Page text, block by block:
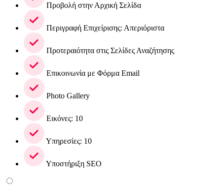
Προβολή στην Αρχική Σελίδα
Περιγραφή Επιχείρισης: Απεριόριστα
Προτεραιότητα στις Σελίδες Αναζήτησης
Επικοινωνία με Φόρμα Email
Photo Gallery
Εικόνες: 10
Υπηρεσίες: 10
Υποστήριξη SEO